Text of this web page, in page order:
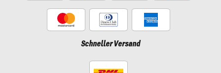
Schneller Versand